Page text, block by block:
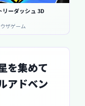
リーダッシュ 3D
ザゲーム
を集めて
アドベン